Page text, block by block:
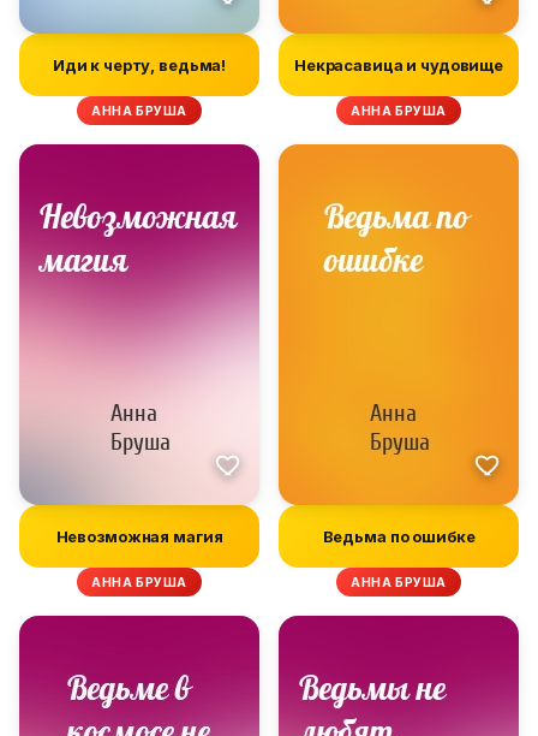
Иди к черту, ведьма!
АННА БРУША
Некрасавица и чудовище
АННА БРУША
Невозможная магия
АННА БРУША
Ведьма по ошибке
АННА БРУША